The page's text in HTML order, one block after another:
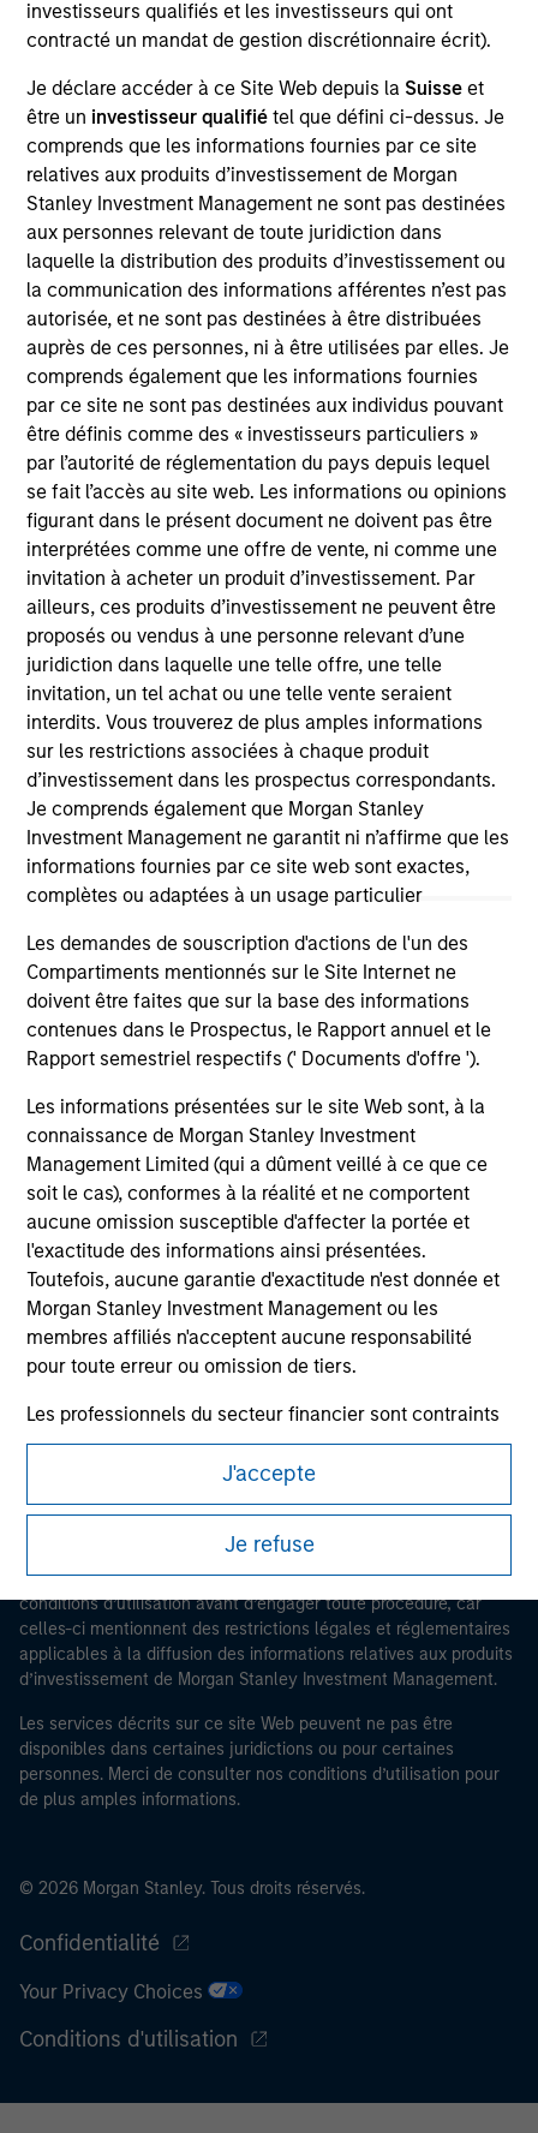
investisseurs qualifiés et les investisseurs qui ont
contracté un mandat de gestion discrétionnaire écrit).
Je déclare accéder à ce Site Web depuis la Suisse et
être un investisseur qualifiétel que défini ci-dessus. Je
comprends que les informations fournies par ce site
relatives aux produits d’investissement de Morgan
Stanley Investment Management ne sont pas destinées
aux personnes relevant de toute juridiction dans
laquelle la distribution des produits d’investissement ou
la communication des informations afférentes n’est pas
autorisée, et ne sont pas destinées à être distribuées
auprès de ces personnes, ni à être utilisées par elles. Je
comprends également que les informations fournies
par ce site ne sont pas destinées aux individus pouvant
être définis comme des « investisseurs particuliers »
par l’autorité de réglementation du pays depuis lequel
se fait l’accès au site web. Les informations ou opinions
figurant dans le présent document ne doivent pas être
interprétées comme une offre de vente, ni comme une
invitation à acheter un produit d’investissement. Par
ailleurs, ces produits d’investissement ne peuvent être
proposés ou vendus à une personne relevant d’une
juridiction dans laquelle une telle offre, une telle
invitation, un tel achat ou une telle vente seraient
interdits. Vous trouverez de plus amples informations
sur les restrictions associées à chaque produit
d’investissement dans les prospectus correspondants.
Je comprends également que Morgan Stanley
Investment Management ne garantit ni n’affirme que les
informations fournies par ce site web sont exactes,
complètes ou adaptées à un usage particulier
Les demandes de souscription d'actions de l'un des
Compartiments mentionnés sur le Site Internet ne
doivent être faites que sur la base des informations
contenues dans le Prospectus, le Rapport annuel et le
Rapport semestriel respectifs (' Documents d'offre ').
Les informations présentées sur le site Web sont, à la
connaissance de Morgan Stanley Investment
Management Limited (qui a dûment veillé à ce que ce
soit le cas), conformes à la réalité et ne comportent
aucune omission susceptible d'affecter la portée et
l'exactitude des informations ainsi présentées.
Toutefois, aucune garantie d'exactitude n'est donnée et
Morgan Stanley Investment Management ou les
membres affiliés n'acceptent aucune responsabilité
pour toute erreur ou omission de tiers.
Les professionnels du secteur financier sont contraints
de respecter certaines obligations destinées à
empêcher l’utilisation de fonds d’investissement à des
fins de blanchiment d’argent. Par conséquent, une
procédure d’identification des souscripteurs est
imposée. Morgan Stanley Investment Management
contrôles de sécurité requis, afin de remplir les
obligations en vigueur pour les professionnels du
secteur financier destinées à lutter contre le
J’admets que ni Morgan Stanley Investment
Management Limited ni l’une de ses filiales ne pourront
être tenus responsables de toute perte découlant
d’une déclaration erronée de ma part. En validant cette
Conditions d’utilisation
déclaration ci-dessus est correcte, merci de cliquer sur
« J’accepte » ci-dessous pour continuer. Dans le cas
contraire, merci de cliquer sur « Je refuse » pour revenir
J'accepte
Je refuse
headquartered in San Diego, California. Via its proprietary
visualization technology, the company offers operational
regulated, land-based gaming and entertainment verticals
to provide gaming floor optimization, visitor behavior
analytics and customer marketing.
View Current Employment Opportunities
View Site
Board Membership
Pete D. Chung
Investment Team
Morgan Stanley Expansion Capital
As of July 25, 2025. The above is provided for informational
and educational purposes only. There is no guarantee that
the investment mentioned resulted in positive performance
(for realized holdings), or will perform well in the future (for
current holdings). The trademarks and service marks above
are the property of their respective owners. The information
on this website has not been authorized, sponsored, or
otherwise approved by such owners. By clicking on any
links shown here, you agree that you are navigating to a
third party site. We are providing these hyperlinks to you
only as a convenience and the inclusion of any hyperlink is
not and does not imply any endorsement, approval,
investigation, verification or monitoring by us of any
information contained in any hyperlinked site. In no event
shall we be responsible for the information contained on
the site or your use of such site.
Morgan Stanley
Morgan Stanley Careers
Ce document est une communication promotionnelle.
Les utilisateurs sont invités à prendre connaissance des
conditions d’utilisation avant d’engager toute procédure, car
celles-ci mentionnent des restrictions légales et réglementaires
applicables à la diffusion des informations relatives aux produits
d’investissement de Morgan Stanley Investment Management.
Les services décrits sur ce site Web peuvent ne pas être
disponibles dans certaines juridictions ou pour certaines
personnes. Merci de consulter nos conditions d’utilisation pour
de plus amples informations.
© 2026 Morgan Stanley. Tous droits réservés.
Confidentialité
Your Privacy Choices
Conditions d'utilisation